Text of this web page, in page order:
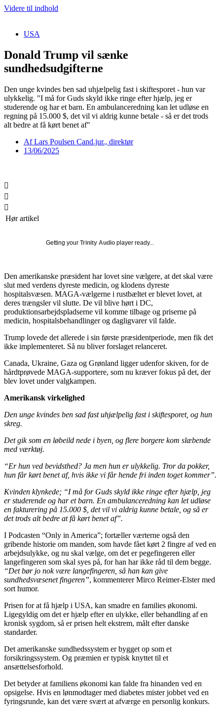
Videre til indhold
USA
Donald Trump vil sænke
sundhedsudgifterne
Den unge kvindes ben sad uhjælpelig fast i skiftesporet - hun var
ulykkelig. "I må for Guds skyld ikke ringe efter hjælp, jeg er
studerende og har et barn. En ambulanceredning kan let udløse en
regning på 15.000 $, det vil vi aldrig kunne betale - så er det trods
alt bedre at få kørt benet af"
AfLars Poulsen Cand.jur., direktør
13/06/2025
Hør artikel
Getting your Trinity Audio player ready...
Den amerikanske præsident har lovet sine vælgere, at det skal være
slut med verdens dyreste medicin, og klodens dyreste
hospitalsvæsen. MAGA-vælgerne i rustbæltet er blevet lovet, at
deres trængsler vil slutte. De vil blive hørt i DC,
produktionsarbejdspladserne vil komme tilbage og priserne på
medicin, hospitalsbehandlinger og dagligvarer vil falde.
Trump lovede det allerede i sin første præsidentperiode, men fik det
ikke implementeret. Så nu bliver forslaget relanceret.
Canada, Ukraine, Gaza og Grønland ligger udenfor skiven, for de
hårdtprøvede MAGA-supportere, som nu kræver fokus på det, der
blev lovet under valgkampen.
Amerikansk virkelighed
Den unge kvindes ben sad fast uhjælpelig fast i skiftesporet, og hun
skreg.
Det gik som en løbeild nede i byen, og flere borgere kom slæbende
med værktøj.
“Er hun ved bevidsthed? Ja men hun er ulykkelig. Tror da pokker,
hun får kørt benet af, hvis ikke vi får hende fri inden toget kommer”.
Kvinden klynkede; “I må for Guds skyld ikke ringe efter hjælp, jeg
er studerende og har et barn. En ambulanceredning kan let udløse
en fakturering på 15.000 $, det vil vi aldrig kunne betale, og så er
det trods alt bedre at få kørt benet af”.
I Podcasten “Only in America”; fortæller værterne også den
gribende historie om manden, som havde fået kørt 2 fingre af ved en
arbejdsulykke, og nu skal vælge, om det er pegefingeren eller
langefingeren som skal syes på, for han har ikke råd til dem begge.
“Det bør jo nok være langefingeren, så han kan give
sundhedsvæsenet fingeren”, kommenterer Mirco Reimer-Elster med
sort humor.
Prisen for at få hjælp i USA, kan smadre en families økonomi.
Ligegyldig om det er hjælp efter en ulykke, eller behandling af en
kronisk sygdom, så er prisen helt ekstrem, målt efter danske
standarder.
Det amerikanske sundhedssystem er bygget op som et
forsikringssystem. Og præmien er typisk knyttet til et
ansættelsesforhold.
Det betyder at familiens økonomi kan falde fra hinanden ved en
opsigelse. Hvis en lønmodtager med diabetes mister jobbet ved en
fyringsrunde, kan det være svært at afværge en personlig konkurs.